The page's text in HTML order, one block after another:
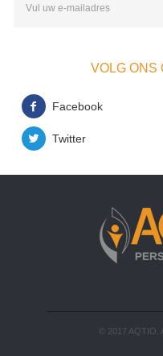
VOLG ONS
Facebook
Twitter
© 2017 AQTIO.